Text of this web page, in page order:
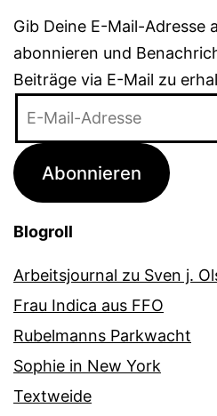
Gib Deine E-Mail-Adresse
abonnieren und
Beiträge via E-Mail zu
Adresse
Abonnieren
Blogroll
Arbeitsjournal zu Sven j.
Frau Indica aus FFO
Rubelmanns Parkwacht
Sophie in New York
Textweide